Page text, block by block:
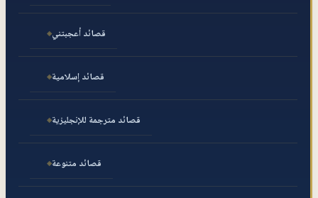
قصائد أعجبتني
قصائد إسلامية
قصائد مترجمة للإنجليزية
قصائد متنوعة